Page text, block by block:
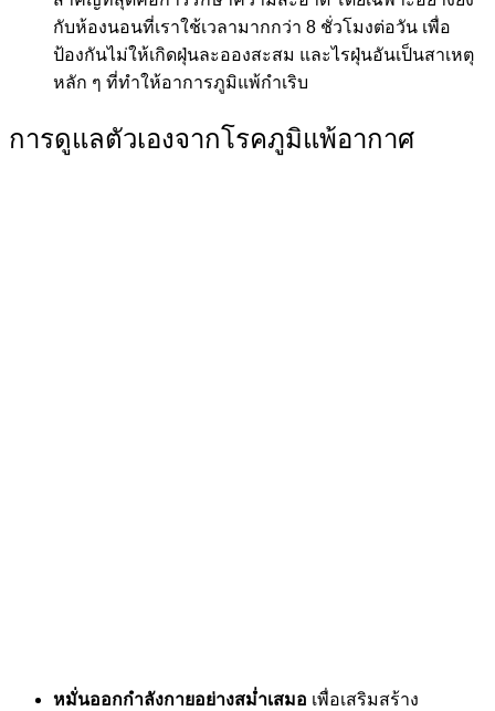
กับห้องนอนที่เราใช้เวลามากกว่า 8 ชั่วโมงต่อวัน เพื่อ
ป้องกันไม่ให้เกิดฝุ่นละอองสะสม และไรฝุ่นอันเป็นสาเหตุ
หลัก ๆ ที่ทำให้อาการภูมิแพ้กำเริบ
การดูแลตัวเองจากโรคภูมิแพ้อากาศ
หมั่นออกกำลังกายอย่างสม่ำเสมอ เพื่อเสริมสร้าง